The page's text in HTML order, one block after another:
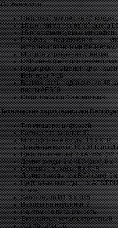
Особенности:
Цифровой микшер на 40
16 шин микса, основной выход
16 программируемых
Гибкость подключения и
моторизированными фейдерами
Мощное управление сценами
USB интерфейс для
Поддержка Ultranet для
Behringer P-16
Возможность подключения 48-
порты AES50
Софт Tracktion 4 в комплекте
Технические характеристики
Тип микшера: цифровой
Количество каналов: 32
Микрофонные входы: 16 x XLR
Линейные входы: 16 x XLR (mic/
Цифровые входы: 2 x AES50 (32,
Другие входы: 2 x RCA (aux), 6 x
Основные выходы: 8 x XLR
Другие выходы: 2 x RCA (aux), 6
Цифровые выходы: 1 x AES/
snake)
Send/Return I/O: 6 x TRS
Выходы на наушники: 2
Фантомное питание: есть
Эквалайзер: четырехполосный
Aux посылы: 16